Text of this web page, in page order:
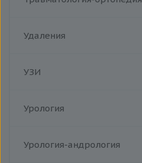
Удаления
УЗИ
Урология
Урология-андрология